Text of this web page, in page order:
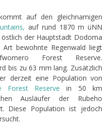
auf den gleichnamigen
auf rund 1870 m üNN
der Hauptstadt Dodoma
bewohnte Regenwald liegt
Forest Reserve.
bis zu 63 mm lang. Zusätzlich
derzeit eine Population von
Forest Reserve in 50 km
Ausläufer der Rubeho
Diese Population ist jedoch